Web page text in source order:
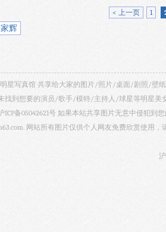
< 上一页 1
辉
明星写真馆 共享给大家的图片/照片/桌面/剧照/壁
找到想要的演员/歌手/模特/主持人/球星等明星美
ICP备05042621号 如果本站共享图片无意中侵犯到
网站所有图片仅供个人网友免费欣赏使用